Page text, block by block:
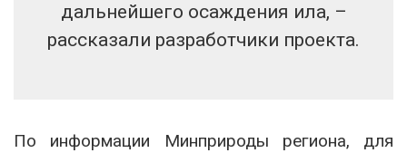
дальнейшего осаждения ила, –
рассказали разработчики проекта.
По информации Минприроды региона, для